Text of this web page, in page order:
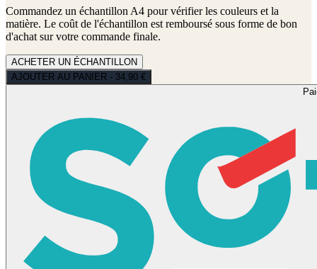
Commandez un échantillon A4 pour vérifier les couleurs et la
matière. Le coût de l'échantillon est remboursé sous forme de bon
d'achat sur votre commande finale.
ACHETER UN ÉCHANTILLON
AJOUTER AU PANIER - 34,90 €